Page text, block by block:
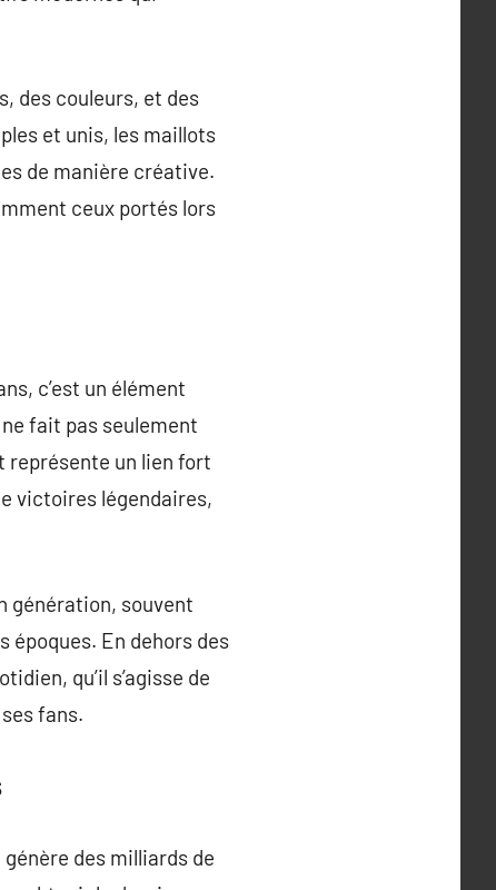
des couleurs, et des
et unis, les maillots
de manière créative.
ceux portés lors
c’est un élément
fait pas seulement
représente un lien fort
victoires légendaires,
génération, souvent
En dehors des
qu’il s’agisse de
fans.
des milliards de